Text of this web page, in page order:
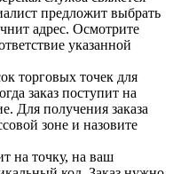
предложит выбрать
адрес. Осмотрите
указанной
торговых точек для
заказ поступит на
Для получения заказа
зоне и назовите
на точку, на ваш